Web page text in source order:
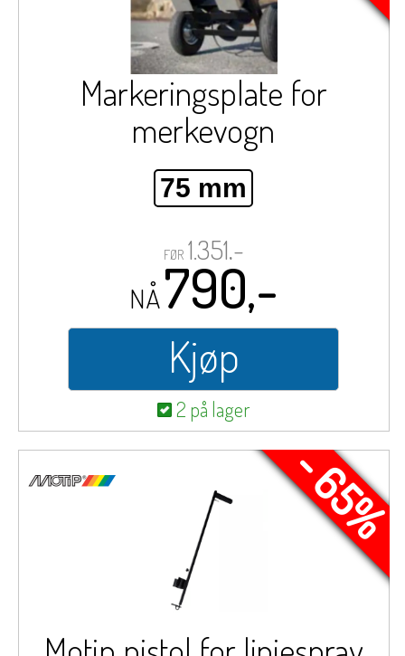
Markeringsplate for
merkevogn
75 mm
FØR 1.351,-
NÅ790,-
Kjøp
2 på lager
- 65%